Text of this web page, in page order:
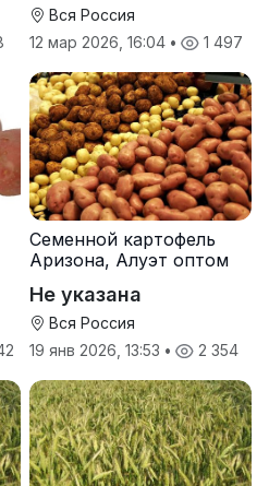
Вся Россия
12 мар 2026, 16:04 • 1 497
Семенной картофель
Аризона, Алуэт оптом
Не указана
Вся Россия
19 янв 2026, 13:53 • 2 354